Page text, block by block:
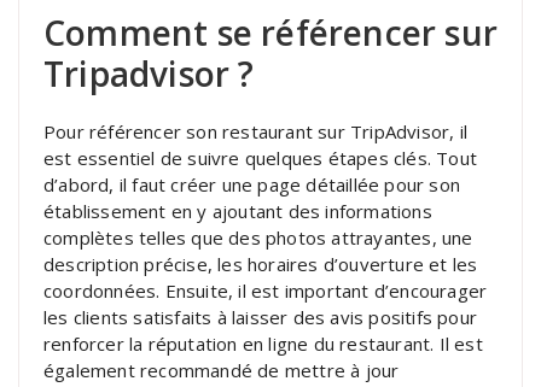
Comment se référencer sur
Tripadvisor ?
Pour référencer son restaurant sur TripAdvisor, il
est essentiel de suivre quelques étapes clés. Tout
d’abord, il faut créer une page détaillée pour son
établissement en y ajoutant des informations
complètes telles que des photos attrayantes, une
description précise, les horaires d’ouverture et les
coordonnées. Ensuite, il est important d’encourager
les clients satisfaits à laisser des avis positifs pour
renforcer la réputation en ligne du restaurant. Il est
également recommandé de mettre à jour